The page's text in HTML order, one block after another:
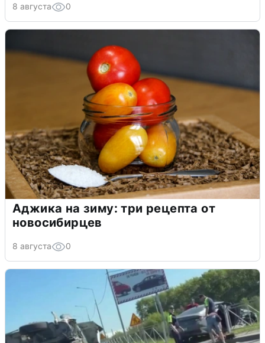
8 августа 0
Аджика на зиму: три рецепта от
новосибирцев
8 августа 0